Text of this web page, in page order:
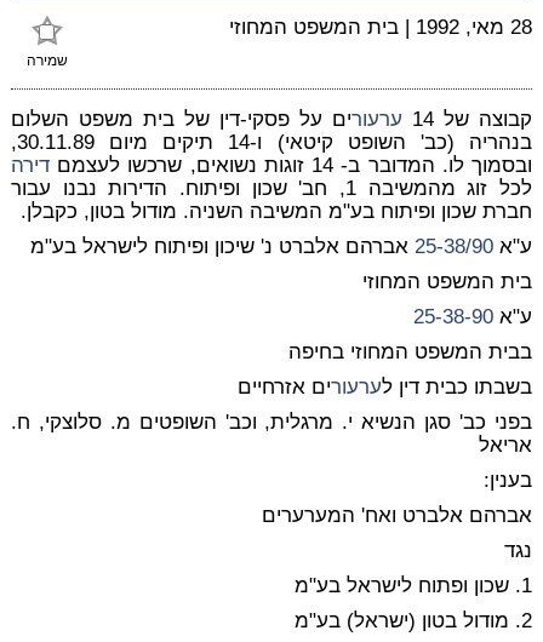
שמירה
28 מאי, 1992 | בית המשפט המחוזי
קבוצה של 14 ערעורים על פסקי-דין של בית משפט השלום
בנהריה (כב' השופט קיטאי) ו-14 תיקים מיום 30.11.89,
ובסמוך לו. המדובר ב- 14 זוגות נשואים, שרכשו לעצמם
דירה
לכל זוג מהמשיבה 1, חב' שכון ופיתוח. הדירות נבנו עבור
חברת שכון ופיתוח בע"מ המשיבה השניה. מודול בטון, כקבלן.
ע"א 25-38/90 אברהם אלברט נ' שיכון ופיתוח לישראל בע"מ
בית המשפט המחוזי
ע"א 25-38-90
בבית המשפט המחוזי בחיפה
בשבתו כבית דין לערעורים אזרחיים
בפני כב' סגן הנשיא י. מרגלית, וכב' השופטים מ. סלוצקי, ח.
אריאל
בענין:
אברהם אלברט ואח' המערערים
נגד
1. שכון ופתוח לישראל בע"מ
2. מודול בטון (ישראל) בע"מ